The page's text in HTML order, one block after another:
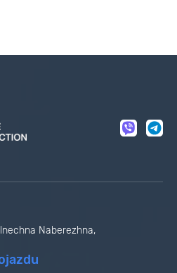
Naberezhna,